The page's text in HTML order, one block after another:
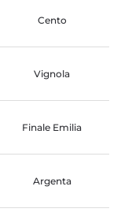
Cento
Vignola
Finale Emilia
Argenta